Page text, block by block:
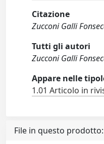
Citazione
Zucconi Galli
Tutti gli autori
Zucconi Galli
Appare nelle
1.01 Articolo in
File in questo prodotto: